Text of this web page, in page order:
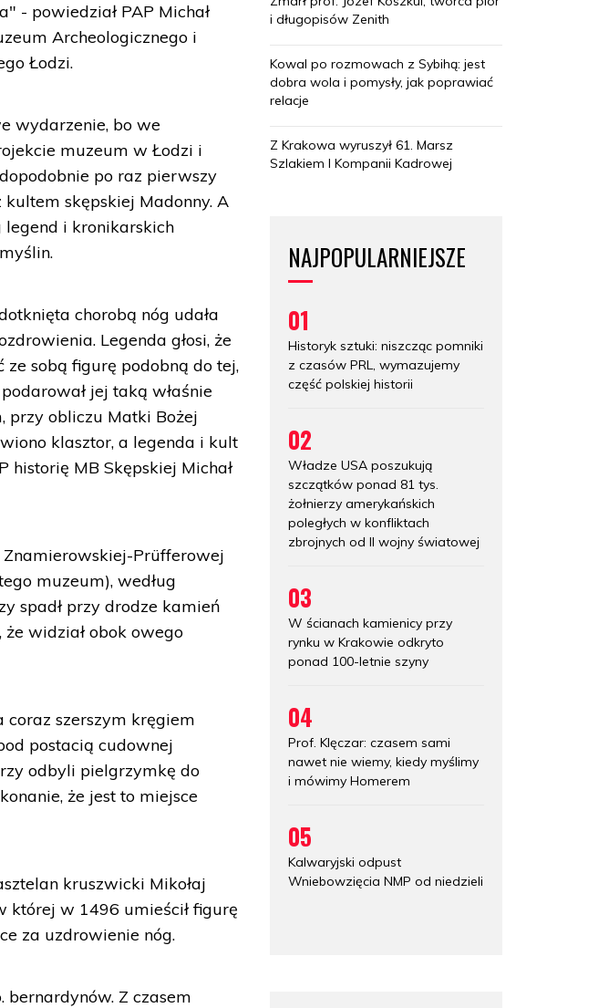
- powiedział PAP Michał
Archeologicznego i
Łodzi.
wydarzenie, bo we
muzeum w Łodzi i
po raz pierwszy
skępskiej Madonny. A
legend i kronikarskich
chorobą nóg udała
Legenda głosi, że
sobą figurę podobną do tej,
jej taką właśnie
przy obliczu Matki Bożej
klasztor, a legenda i kult
MB Skępskiej Michał
Prüfferowej
muzeum), według
spadł przy drodze kamień
że widział obok owego
coraz szerszym kręgiem
postacią cudownej
odbyli pielgrzymkę do
że jest to miejsce
kruszwicki Mikołaj
której w 1496 umieścił figurę
za uzdrowienie nóg.
Z czasem
i długopisów Zenith
Kowal po rozmowach z Sybihą: jest
dobra wola i pomysły, jak poprawiać
relacje
Z Krakowa wyruszył 61. Marsz
Szlakiem I Kompanii Kadrowej
NAJPOPULARNIEJSZE
01
Historyk sztuki: niszcząc pomniki
z czasów PRL, wymazujemy
część polskiej historii
02
Władze USA poszukują
szczątków ponad 81 tys.
żołnierzy amerykańskich
poległych w konfliktach
zbrojnych od II wojny światowej
03
W ścianach kamienicy przy
rynku w Krakowie odkryto
ponad 100-letnie szyny
04
Prof. Klęczar: czasem sami
nawet nie wiemy, kiedy myślimy
i mówimy Homerem
05
Kalwaryjski odpust
Wniebowzięcia NMP od niedzieli